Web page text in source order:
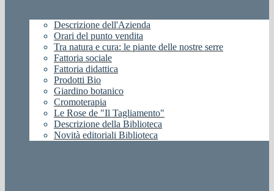
Descrizione dell'Azienda
Orari del punto vendita
Tra natura e cura: le piante delle nostre serre
Fattoria sociale
Fattoria didattica
Prodotti Bio
Giardino botanico
Cromoterapia
Le Rose de "Il Tagliamento"
Descrizione della Biblioteca
Novità editoriali Biblioteca